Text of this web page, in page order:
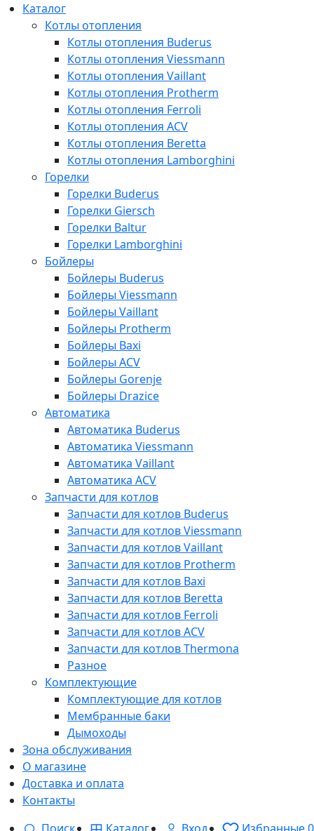
Каталог
Котлы отопления
Котлы отопления Buderus
Котлы отопления Viessmann
Котлы отопления Vaillant
Котлы отопления Protherm
Котлы отопления Ferroli
Котлы отопления ACV
Котлы отопления Beretta
Котлы отопления Lamborghini
Горелки
Горелки Buderus
Горелки Giersch
Горелки Baltur
Горелки Lamborghini
Бойлеры
Бойлеры Buderus
Бойлеры Viessmann
Бойлеры Vaillant
Бойлеры Protherm
Бойлеры Baxi
Бойлеры ACV
Бойлеры Gorenje
Бойлеры Drazice
Автоматика
Автоматика Buderus
Автоматика Viessmann
Автоматика Vaillant
Автоматика ACV
Запчасти для котлов
Запчасти для котлов Buderus
Запчасти для котлов Viessmann
Запчасти для котлов Vaillant
Запчасти для котлов Protherm
Запчасти для котлов Baxi
Запчасти для котлов Beretta
Запчасти для котлов Ferroli
Запчасти для котлов ACV
Запчасти для котлов Thermona
Разное
Комплектующие
Комплектующие для котлов
Мембранные баки
Дымоходы
Зона обслуживания
О магазине
Доставка и оплата
Контакты